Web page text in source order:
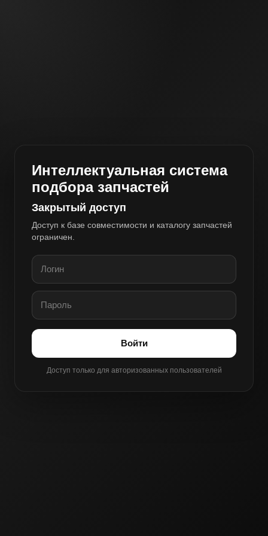
Интеллектуальная система
подбора запчастей
Закрытый доступ
Доступ к базе совместимости и каталогу запчастей
ограничен.
Войти
Доступ только для авторизованных пользователей